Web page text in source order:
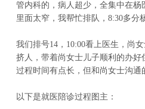
管内科的，病人超少，全集中在
里面太窄，我帮忙排队，8:30多
我们排号14，10:00看上医生，尚
挤人，带着尚女士儿子顺利的办好
过程时间有点长，但和尚女士沟通
以下是就医陪诊过程图主：